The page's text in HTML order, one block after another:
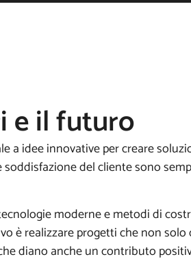
e il futuro
a idee innovative per creare
del cliente sono
moderne e metodi di
è realizzare progetti che non
diano anche un contributo